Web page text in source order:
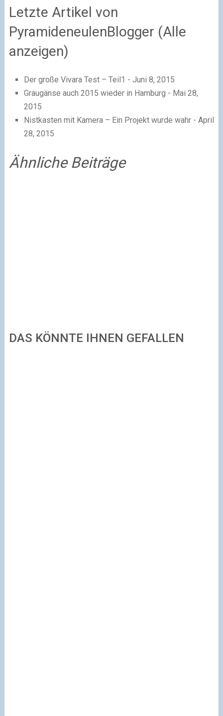
Letzte Artikel von
PyramideneulenBlogger (Alle
anzeigen)
Der große Vivara Test – Teil1 - Juni 8, 2015
Graugänse auch 2015 wieder in Hamburg - Mai 28,
2015
Nistkasten mit Kamera – Ein Projekt wurde wahr- April
28, 2015
Ähnliche Beiträge
DAS KÖNNTE IHNEN GEFALLEN